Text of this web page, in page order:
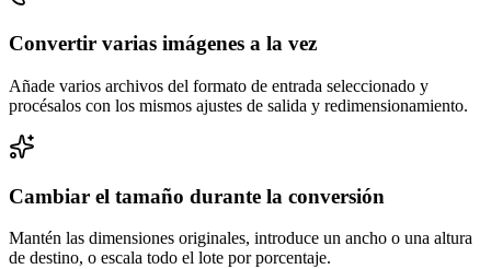
Convertir varias imágenes a la vez
Añade varios archivos del formato de entrada seleccionado y
procésalos con los mismos ajustes de salida y redimensionamiento.
Cambiar el tamaño durante la conversión
Mantén las dimensiones originales, introduce un ancho o una altura
de destino, o escala todo el lote por porcentaje.